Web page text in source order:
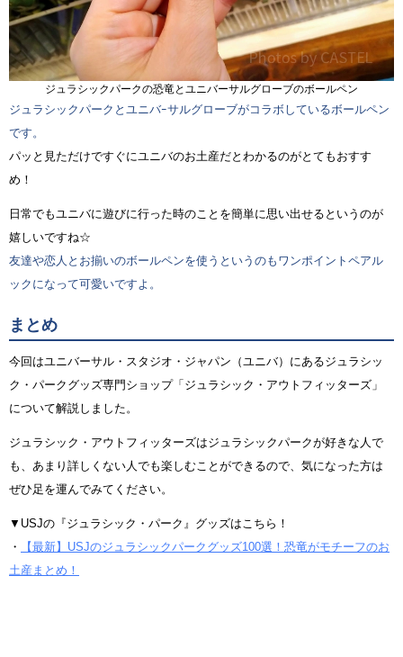
ジュラシックパークの恐竜とユニバーサルグローブのボールペン
ジュラシックパークとユニバｰサルグローブがコラボしているボールペン
です。
パッと見ただけですぐにユニバのお土産だとわかるのがとてもおすす
め！
日常でもユニバに遊びに行った時のことを簡単に思い出せるというのが
嬉しいですね☆
友達や恋人とお揃いのボールペンを使うというのもワンポイントペアル
ックになって可愛いですよ。
まとめ
今回はユニバーサル・スタジオ・ジャパン（ユニバ）にあるジュラシッ
ク・パークグッズ専門ショップ「ジュラシック・アウトフィッターズ」
について解説しました。
ジュラシック・アウトフィッターズはジュラシックパークが好きな人で
も、あまり詳しくない人でも楽しむことができるので、気になった方は
ぜひ足を運んでみてください。
▼USJの『ジュラシック・パーク』グッズはこちら！
・
【最新】USJのジュラシックパークグッズ100選！恐竜がモチーフのお
土産まとめ！